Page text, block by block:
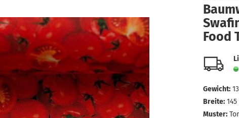
Food
Gewicht:
Breite:
Muster: